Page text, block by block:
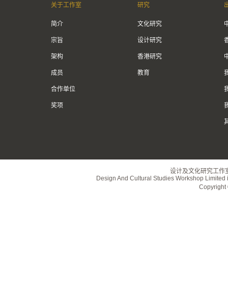
关于工作室
简介
宗旨
架构
成员
合作单位
奖项
研究
文化研究
设计研究
香港研究
教育
设计及文化研究工作
Design And Cultural Studies Workshop
Copyright